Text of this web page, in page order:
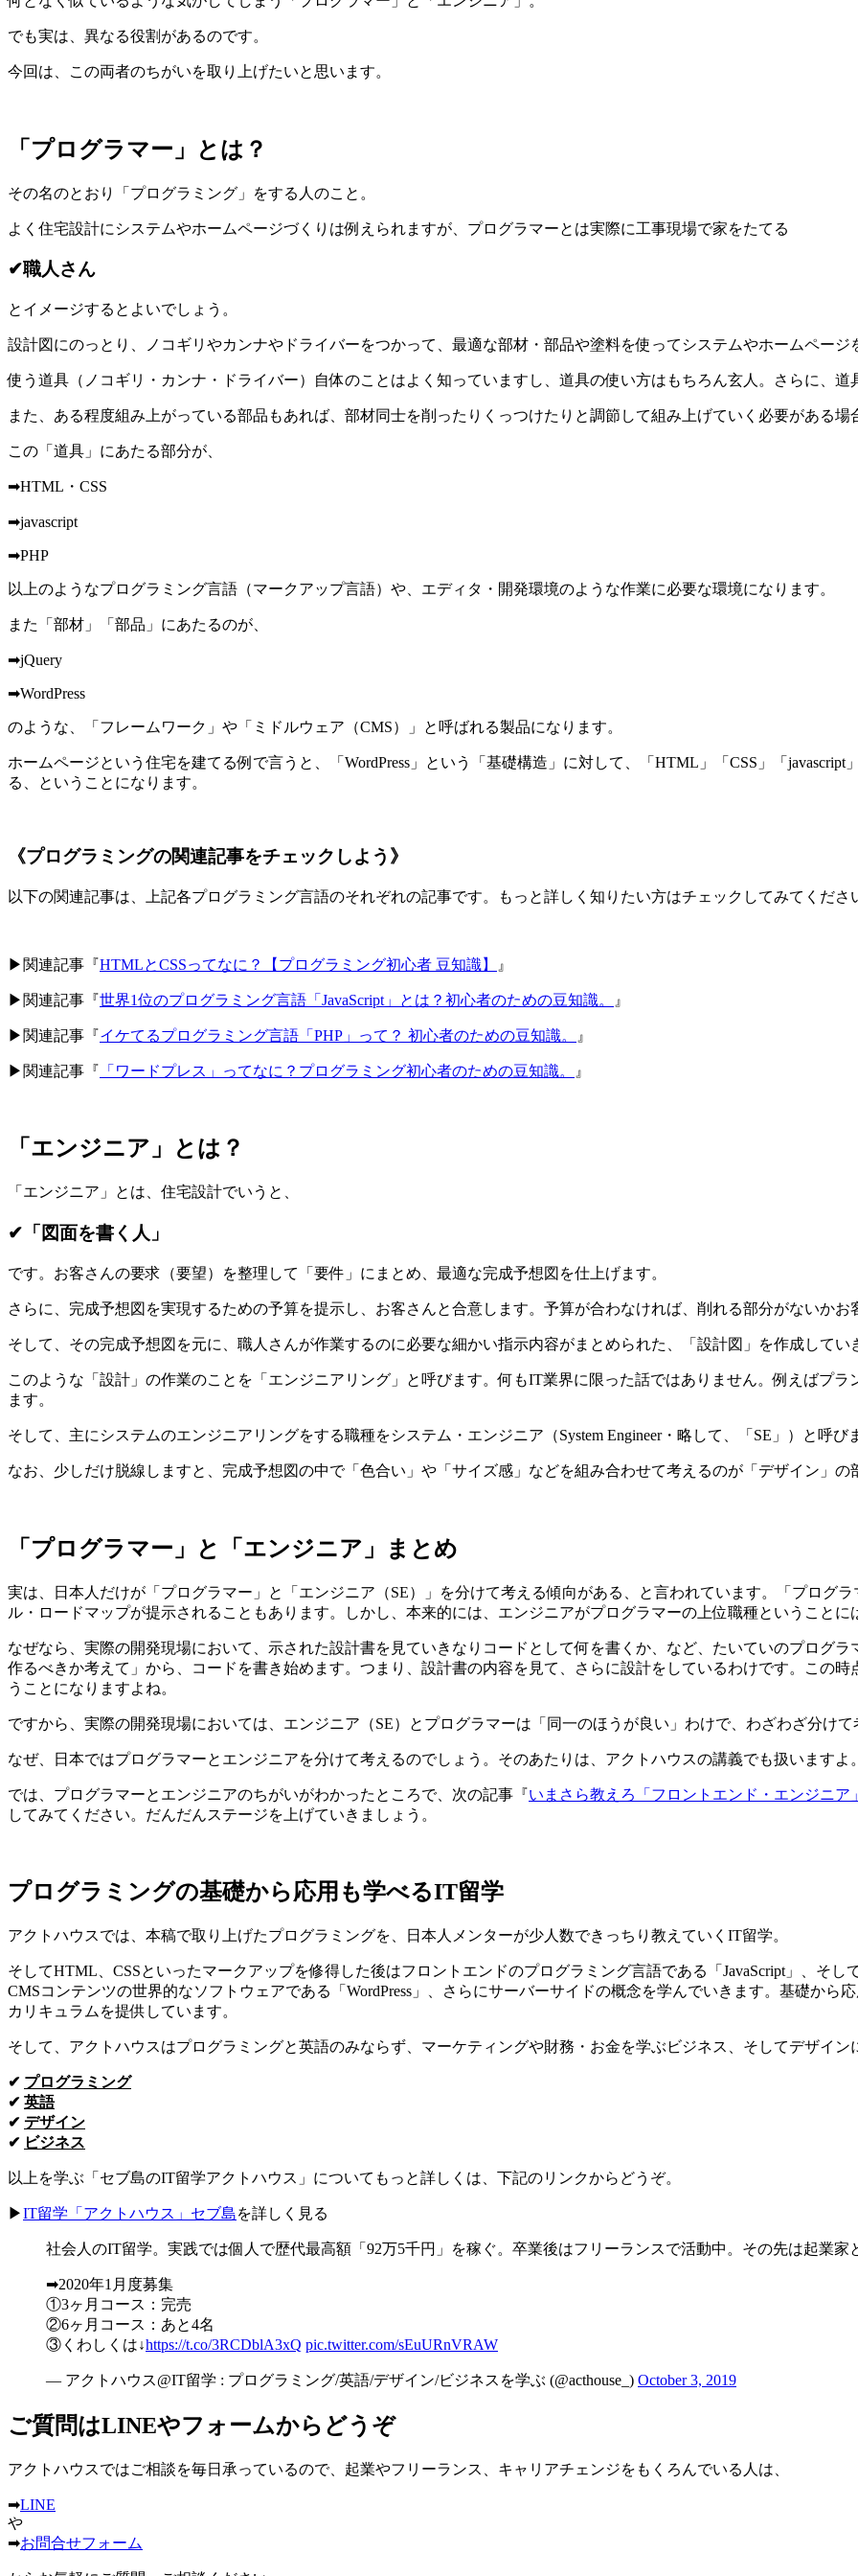
でも実は、異なる役割があるのです。
今回は、この両者のちがいを取り上げたいと思います。
「プログラマー」とは？
その名のとおり「プログラミング」をする人のこと。
よく住宅設計にシステムやホームページづくりは例えられますが、プログラマーとは実際に工事現場で家をたてる
✔職人さん
とイメージするとよいでしょう。
設計図にのっとり、ノコギリやカンナやドライバーをつかって、最適な部材・部品や塗料を使ってシステムやホームページ
使う道具（ノコギリ・カンナ・ドライバー）自体のことはよく知っていますし、道具の使い方はもちろん玄人。さらに、
また、ある程度組み上がっている部品もあれば、部材同士を削ったりくっつけたりと調節して組み上げていく必要がある場
この「道具」にあたる部分が、
➡HTML・CSS
➡javascript
➡PHP
以上のようなプログラミング言語（マークアップ言語）や、エディタ・開発環境のような作業に必要な環境になります。
また「部材」「部品」にあたるのが、
➡jQuery
➡WordPress
のような、「フレームワーク」や「ミドルウェア（CMS）」と呼ばれる製品になります。
ホームページという住宅を建てる例で言うと、「WordPress」という「基礎構造」に対して、「HTML」「CSS」「
る、ということになります。
《プログラミングの関連記事をチェックしよう》
以下の関連記事は、上記各プログラミング言語のそれぞれの記事です。もっと詳しく知りたい方はチェックしてみてくださ
▶関連記事『HTMLとCSSってなに？【プログラミング初心者 豆知識】 』
▶関連記事『世界1位のプログラミング言語「JavaScript」とは？初心者のための豆知識。 』
▶関連記事『イケてるプログラミング言語「PHP」って？ 初心者のための豆知識。 』
▶関連記事『 「ワードプレス」ってなに？プログラミング初心者のための豆知識。 』
「エンジニア」とは？
「エンジニア」とは、住宅設計でいうと、
✔「図面を書く人」
です。お客さんの要求（要望）を整理して「要件」にまとめ、最適な完成予想図を仕上げます。
さらに、完成予想図を実現するための予算を提示し、お客さんと合意します。予算が合わなければ、削れる部分がないか
そして、その完成予想図を元に、職人さんが作業するのに必要な細かい指示内容がまとめられた、「設計図」を作成してい
このような「設計」の作業のことを「エンジニアリング」と呼びます。何もIT業界に限った話ではありません。例えばプ
ます。
そして、主にシステムのエンジニアリングをする職種をシステム・エンジニア（System Engineer・略して、「SE」）と呼び
なお、少しだけ脱線しますと、完成予想図の中で「色合い」や「サイズ感」などを組み合わせて考えるのが「デザイン」
「プログラマー」と「エンジニア」まとめ
実は、日本人だけが「プログラマー」と「エンジニア（SE）」を分けて考える傾向がある、と言われています。「プログ
ル・ロードマップが提示されることもあります。しかし、本来的には、エンジニアがプログラマーの上位職種ということに
なぜなら、実際の開発現場において、示された設計書を見ていきなりコードとして何を書くか、など、たいていのプログ
作るべきか考えて」から、コードを書き始めます。つまり、設計書の内容を見て、さらに設計をしているわけです。この
うことになりますよね。
ですから、実際の開発現場においては、エンジニア（SE）とプログラマーは「同一のほうが良い」わけで、わざわざ分け
なぜ、日本ではプログラマーとエンジニアを分けて考えるのでしょう。そのあたりは、アクトハウスの講義でも扱いますよ
では、プログラマーとエンジニアのちがいがわかったところで、次の記事『いまさら教えろ「フロントエンド・エンジニ
してみてください。だんだんステージを上げていきましょう。
プログラミングの基礎から応用も学べるIT留学
アクトハウスでは、本稿で取り上げたプログラミングを、日本人メンターが少人数できっちり教えていくIT留学。
そしてHTML、CSSといったマークアップを修得した後はフロントエンドのプログラミング言語である「JavaScript」、そ
CMSコンテンツの世界的なソフトウェアである「WordPress」、さらにサーバーサイドの概念を学んでいきます。基礎から
カリキュラムを提供しています。
そして、アクトハウスはプログラミングと英語のみならず、マーケティングや財務・お金を学ぶビジネス、そしてデザイ
✔ プログラミング
✔ 英語
✔ デザイン
✔ ビジネス
以上を学ぶ「セブ島のIT留学アクトハウス」についてもっと詳しくは、下記のリンクからどうぞ。
▶IT留学「アクトハウス」セブ島を詳しく見る
社会人のIT留学。実践では個人で歴代最高額「92万5千円」を稼ぐ。卒業後はフリーランスで活動中。その先は起業家
➡2020年1月度募集
①3ヶ月コース：完売
②6ヶ月コース：あと4名
③くわしくは↓https://t.co/3RCDblA3xQ pic.twitter.com/sEuURnVRAW
— アクトハウス@IT留学 : プログラミング/英語/デザイン/ビジネスを学ぶ (@acthouse_) October 3, 2019
ご質問はLINEやフォームからどうぞ
アクトハウスではご相談を毎日承っているので、起業やフリーランス、キャリアチェンジをもくろんでいる人は、
➡LINE
や
➡お問合せフォーム